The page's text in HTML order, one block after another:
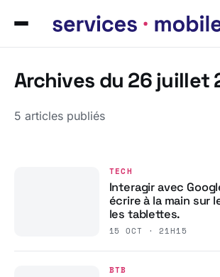
Archives du 26 juillet
5 articles publiés
TECH
Interagir avec
écrire à la main sur
les tablettes.
15 OCT · 21H15
BTB